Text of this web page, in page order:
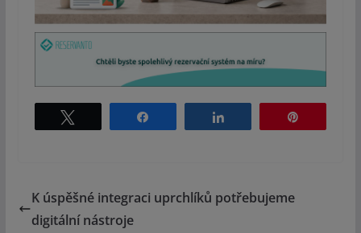
K úspěšné integraci uprchlíků potřebujeme
digitální nástroje